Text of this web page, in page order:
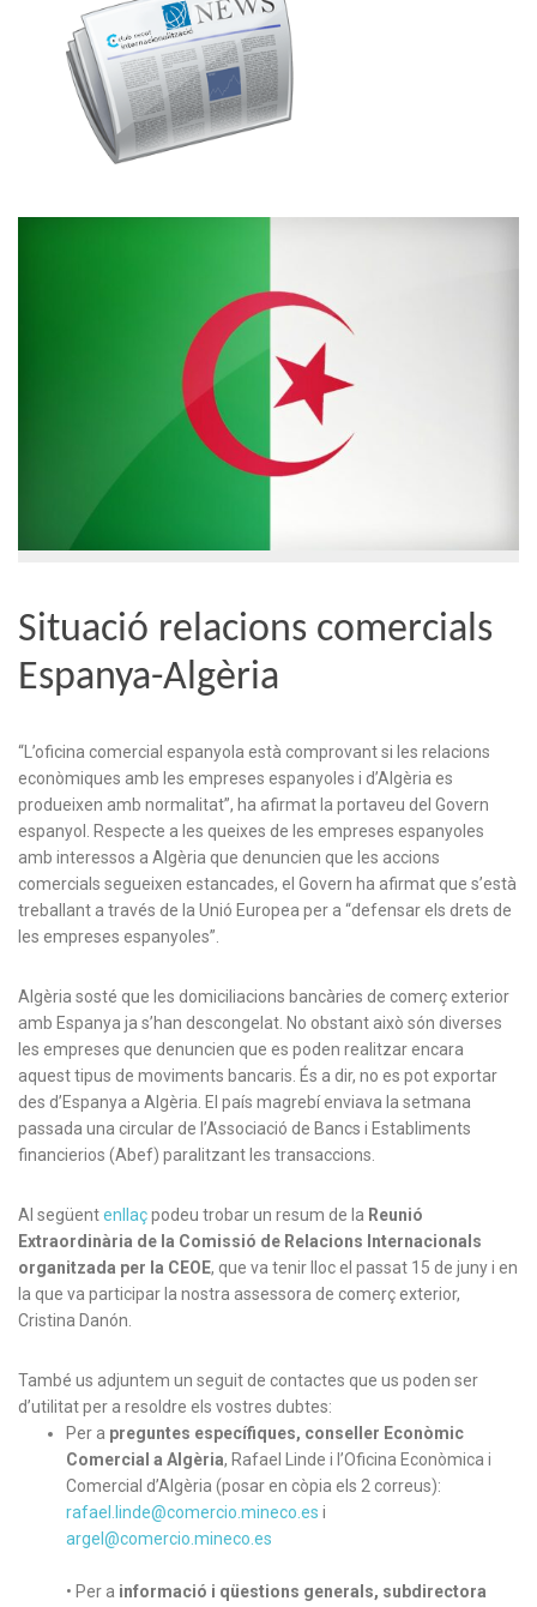
Situació relacions comercials
Espanya-Algèria
“L’oficina comercial espanyola està comprovant si les relacions
econòmiques amb les empreses espanyoles i d’Algèria es
produeixen amb normalitat”, ha afirmat la portaveu del Govern
espanyol. Respecte a les queixes de les empreses espanyoles
amb interessos a Algèria que denuncien que les accions
comercials segueixen estancades, el Govern ha afirmat que s’està
treballant a través de la Unió Europea per a “defensar els drets de
les empreses espanyoles”.
Algèria sosté que les domiciliacions bancàries de comerç exterior
amb Espanya ja s’han descongelat. No obstant això són diverses
les empreses que denuncien que es poden realitzar encara
aquest tipus de moviments bancaris. És a dir, no es pot exportar
des d’Espanya a Algèria. El país magrebí enviava la setmana
passada una circular de l’Associació de Bancs i Establiments
financierios (Abef) paralitzant les transaccions.
Al següentenllaçpodeu trobar un resum de la Reunió
Extraordinària de la Comissió de Relacions Internacionals
organitzada per la CEOE, que va tenir lloc el passat 15 de juny i en
la que va participar la nostra assessora de comerç exterior,
Cristina Danón.
També us adjuntem un seguit de contactes que us poden ser
d’utilitat per a resoldre els vostres dubtes:
Per a preguntes específiques, conseller Econòmic
Comercial a Algèria, Rafael Linde i l’Oficina Econòmica i
Comercial d’Algèria (posar en còpia els 2 correus):
rafael.linde@comercio.mineco.es i
argel@comercio.mineco.es
• Per a informació i qüestions generals, subdirectora